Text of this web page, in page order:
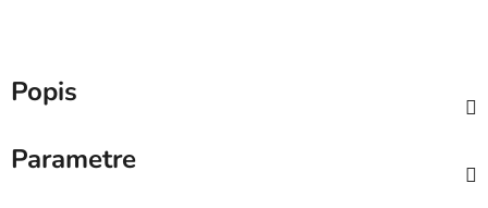
Popis
Parametre